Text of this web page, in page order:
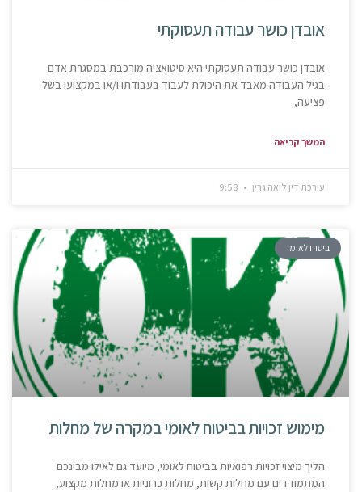
אובדן כושר עבודה תעסוקתי
אובדן כושר עבודה תעסוקתי היא סיטואציה מורכבת במסגרת אדם
בגיל העבודה מאבד את היכולת לעבוד בעבודתו ו/או במקצועו בשל
פציעה,
המשך קריאה
עורכת דין ליאה גרין
ביטוח לאומי
מימוש זכויות בביטוח לאומי במקרה של מחלות
הליך מיצוי זכויות רפואיות בביטוח לאומי, מיועד גם לאילו מבינכם
המתמודדים עם מחלות קשות, מחלות כרוניות או מחלות מקצוע,